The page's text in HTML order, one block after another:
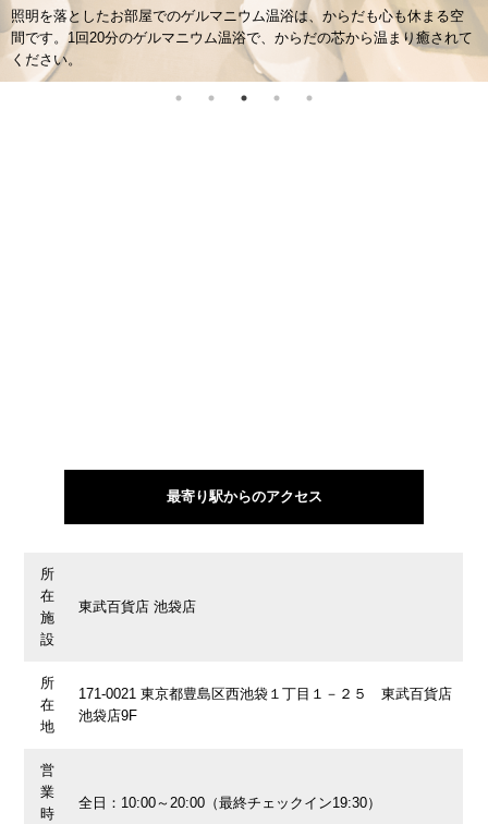
エントランス
地下鉄有楽町駅、日比谷駅直結、JR有楽町駅から徒歩3分。通いやすい立
地なので、お仕事帰りやお買い物ついでにお通いいただけます。
最寄り駅からのアクセス
所
在
施
設
東武百貨店 池袋店
所
在
地
171-0021 東京都豊島区西池袋１丁目１－２５ 東武百貨店
池袋店9F
営
業
時
全日：10:00～20:00（最終チェックイン19:30）